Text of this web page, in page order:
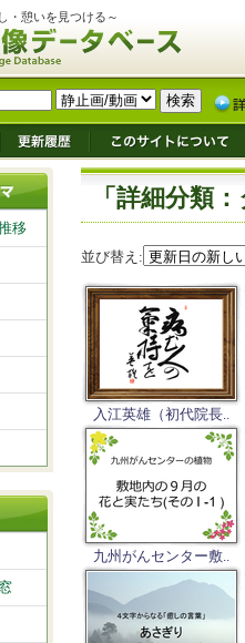
・憩いを見つける～
「詳細分類
並び替え:
入江英雄（初代院長..
九州がんセンター敷..
移